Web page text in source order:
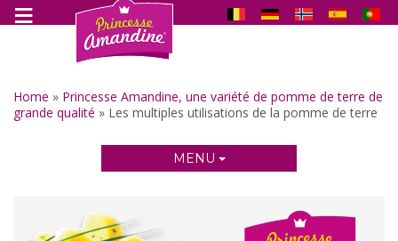
Home » Princesse Amandine, une variété de pomme de terre de
grande qualité » Les multiples utilisations de la pomme de terre
MENU